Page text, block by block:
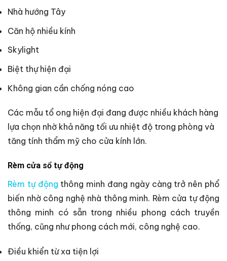
Nhà hướng Tây
Căn hộ nhiều kính
Skylight
Biệt thự hiện đại
Không gian cần chống nóng cao
Các mẫu tổ ong hiện đại đang được nhiều khách hàng
lựa chọn nhờ khả năng tối ưu nhiệt độ trong phòng và
tăng tính thẩm mỹ cho cửa kính lớn.
Rèm cửa sổ tự động
Rèm tự động thông minh đang ngày càng trở nên phổ
biến nhờ công nghệ nhà thông minh. Rèm cửa tự động
thông minh có sẵn trong nhiều phong cách truyền
thống, cũng như phong cách mới, công nghệ cao.
Điều khiển từ xa tiện lợi